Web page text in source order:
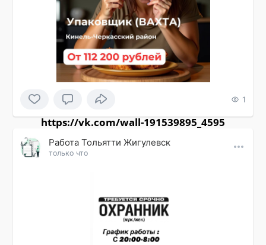
1
https://vk.com/wall-191539895_4595
Работа Тольятти Жигулевск
только что